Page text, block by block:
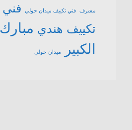
مشرف فني تكييف ميدان حولي
فني
تكييف هندي مبارك
الكبير
ميدان حولي